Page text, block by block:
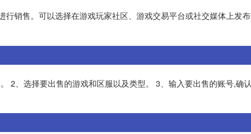
行销售。可以选择在游戏玩家社区、游戏交易平台或社交媒体上发
2、选择要出售的游戏和区服以及类型。 3、输入要出售的账号,确